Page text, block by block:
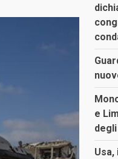
e
Usa,